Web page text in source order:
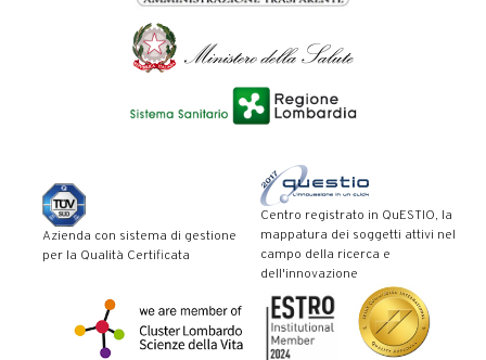
Azienda con sistema di gestione
per la Qualità Certificata
Centro registrato in QuESTIO, la
mappatura dei soggetti attivi nel
campo della ricerca e
dell'innovazione